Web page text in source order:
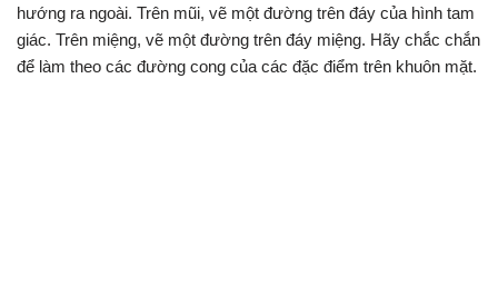
hướng ra ngoài. Trên mũi, vẽ một đường trên đáy của hình tam
giác. Trên miệng, vẽ một đường trên đáy miệng. Hãy chắc chắn
để làm theo các đường cong của các đặc điểm trên khuôn mặt.